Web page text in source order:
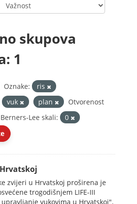
skupova
1
Oznake:
ris
vuk plan
Otvorenost
Lee skali:
0
zvijeri u Hrvatskoj proširena je
trogodišnjem LIFE-III
vukovima u Hrvatskoj".